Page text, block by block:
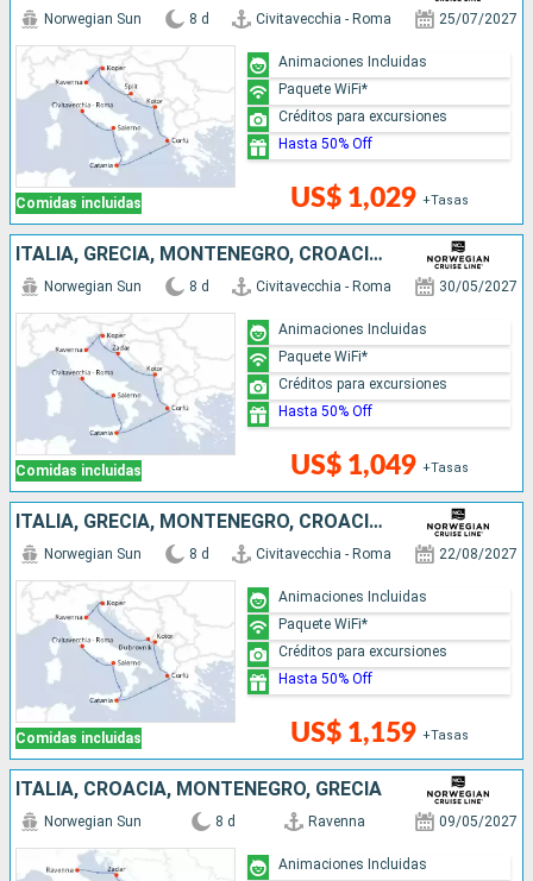
Comidas incluidas
Norwegian Sun 8 d Civitavecchia - Roma 25/07/2027
US$ 1,029 +Tasas
Animaciones Incluidas
Paquete WiFi*
Créditos para excursiones
Hasta 50% Off
ITALIA, GRECIA, MONTENEGRO, CROACIA, ESLOVENIA
Comidas incluidas
Norwegian Sun 8 d Civitavecchia - Roma 30/05/2027
US$ 1,049 +Tasas
Animaciones Incluidas
Paquete WiFi*
Créditos para excursiones
Hasta 50% Off
ITALIA, GRECIA, MONTENEGRO, CROACIA, ESLOVENIA
Comidas incluidas
Norwegian Sun 8 d Civitavecchia - Roma 22/08/2027
US$ 1,159 +Tasas
Animaciones Incluidas
Paquete WiFi*
Créditos para excursiones
Hasta 50% Off
ITALIA, CROACIA, MONTENEGRO, GRECIA
Norwegian Sun 8 d Ravenna 09/05/2027
Animaciones Incluidas